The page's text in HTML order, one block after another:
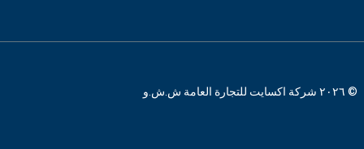
© ٢٠٢٦ شركة اكسايت للتجارة العامة ش.ش.و